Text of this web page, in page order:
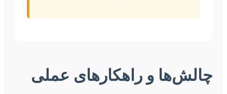
چالش‌ها و راهکارهای عملی